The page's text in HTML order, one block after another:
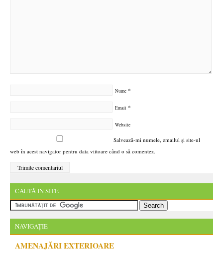
Nume *
Email *
Website
Salvează-mi numele, emailul și site-ul
web în acest navigator pentru data viitoare când o să comentez.
CAUTĂ ÎN SITE
NAVIGAȚIE
AMENAJĂRI EXTERIOARE